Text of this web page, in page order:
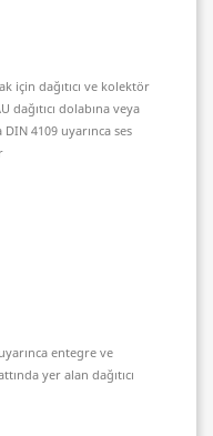
için dağıtıcı ve kolektör
dağıtıcı dolabına veya
4109 uyarınca ses
entegre ve
yer alan dağıtıcı